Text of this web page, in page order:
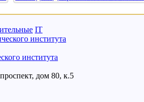
IT
института
дом 80, к.5